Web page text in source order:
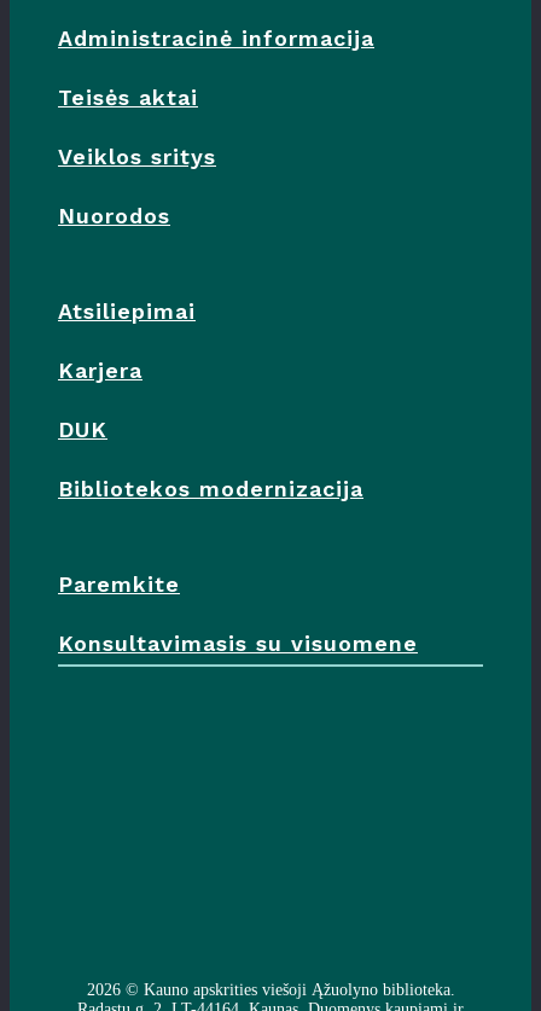
Administracinė informacija
Teisės aktai
Veiklos sritys
Nuorodos
Atsiliepimai
Karjera
DUK
Bibliotekos modernizacija
Paremkite
Konsultavimasis su visuomene
2026 © Kauno apskrities viešoji Ąžuolyno biblioteka.